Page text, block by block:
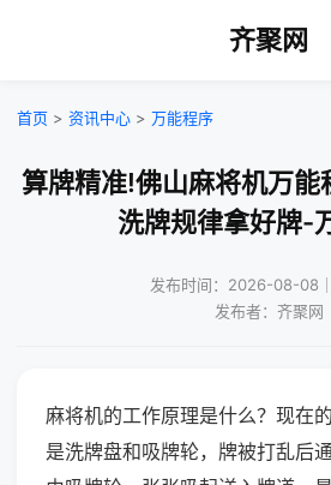
齐聚网
首页 > 资讯中心 > 万能程序
算牌精准!佛山麻将机万能
洗牌规律拿好牌-
发布时间：2026-08-08
发布者：齐聚网
麻将机的工作原理是什么？现在
是洗牌盘和吸牌轮，牌被打乱后